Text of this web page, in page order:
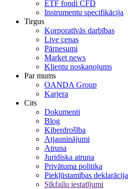
ETF fondi CFD
Instrumentu specifikācija
Tirgus
Korporatīvās darbības
Live cenas
Pārnesumi
Market news
Klientu noskaņojums
Par mums
OANDA Group
Karjera
Cits
Dokumenti
Blog
Kiberdrošība
Atjauninājumi
Atruna
Juridiska atruna
Privātuma politika
Piekļūstamības deklarācija
Sīkfailu iestatījumi